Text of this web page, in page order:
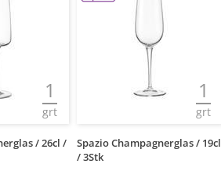
1
grt
/ 26cl /
1
grt
Spazio Champagnerglas / 19cl
/ 3Stk